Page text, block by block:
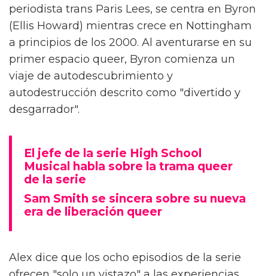
Alex Thomas-Smith está feliz de poder
conversar con la gente sobre 'What It Feels
Like For A Girl', el nuevo drama de
crecimiento de la BBC. "Pero primero tienes
que haberlo visto", aclara el actor.
La serie, basada en las memorias de la
periodista trans Paris Lees, se centra en Byron
(Ellis Howard) mientras crece en Nottingham
a principios de los 2000. Al aventurarse en su
primer espacio queer, Byron comienza un
viaje de autodescubrimiento y
autodestrucción descrito como "divertido y
desgarrador".